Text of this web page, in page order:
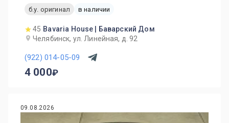
б.у. оригинал
в наличии
45 Bavaria House | Баварский Дом
Челябинск, ул. Линейная, д. 92
(922) 014-05-09
4 000
09.08.2026